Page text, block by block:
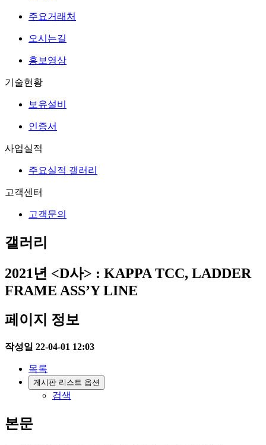
주요거래처
오시는길
홍보영상
기술현황
보유설비
인증서
사업실적
주요실적 갤러리
고객센터
고객문의
갤러리
2021년 <D사> : KAPPA TCC, LADDER
FRAME ASS’Y LINE
페이지 정보
작성일 22-04-01 12:03
목록
게시판 리스트 옵션
검색
본문